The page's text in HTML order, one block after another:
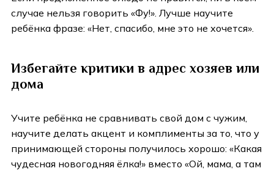
случае нельзя говорить «Фу!». Лучше научите
ребёнка фразе: «Нет, спасибо, мне это не хочется».
Избегайте критики в адрес хозяев или
дома
Учите ребёнка не сравнивать свой дом с чужим,
научите делать акцент и комплименты за то, что у
принимающей стороны получилось хорошо: «Какая
чудесная новогодняя ёлка!» вместо «Ой, мама, а там